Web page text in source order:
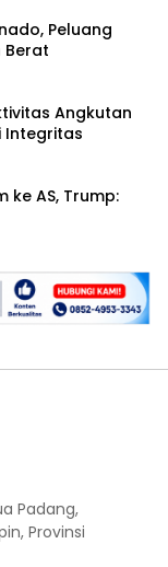
Peluang
Berat
Angkutan
Integritas
ke AS, Trump:
Padang,
Provinsi